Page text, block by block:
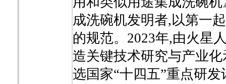
成洗碗机发明者,以第一
的规范。2023年,由火星
造关键技术研究与产业
选国家“十四五”重点研